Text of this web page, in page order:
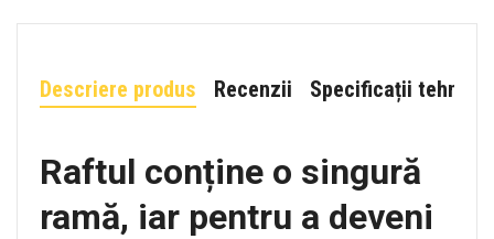
Descriere produs Recenzii Specificații tehnice
Raftul conține o singură
ramă, iar pentru a deveni